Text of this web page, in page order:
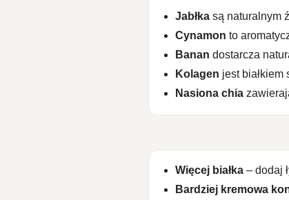
Jabłkasą naturalnym
Cynamon to
Banan dostarcza
Kolagen jest białkiem
Nasiona chia
Więcej białka– dodaj
Bardziej kremowa